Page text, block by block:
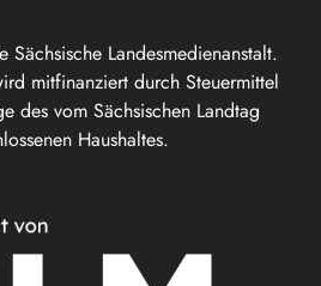
Landesmedienanstalt.
mitfinanziert durch Steuermittel
des vom Sächsischen Landtag
Haushaltes.